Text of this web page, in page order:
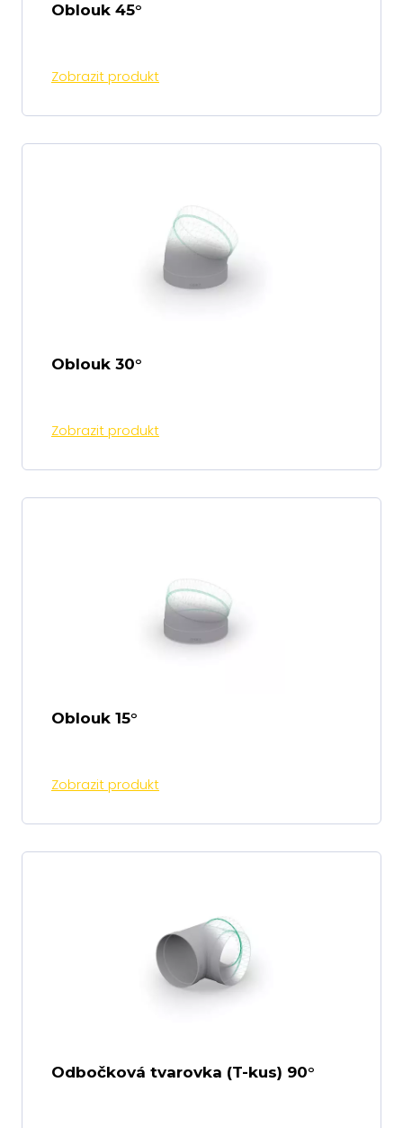
Oblouk 45°
Zobrazit produkt
Oblouk 30°
Zobrazit produkt
Oblouk 15°
Zobrazit produkt
Odbočková tvarovka (T-kus) 90°